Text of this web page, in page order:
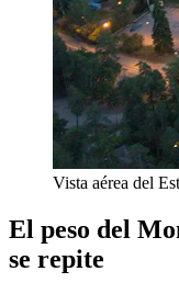
Vista aérea del
El peso del
se repite